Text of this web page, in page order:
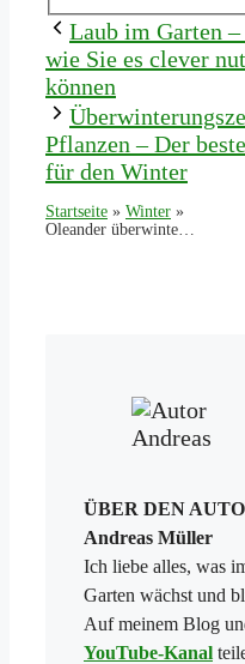
Laub im Garten –
wie Sie es clever
können
Pflanzen – Der
für den Winter
Startseite » Winter »
Oleander überwintern – Mit diesen Tipps übersteht er die kalte Jahreszeit
ÜBER DEN
Andreas Müller
Ich liebe alles, was
Garten wächst und
Auf meinem Blog
YouTube-Kanal